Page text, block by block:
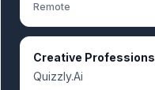
Remote
Creative Professions
Quizzly.Ai